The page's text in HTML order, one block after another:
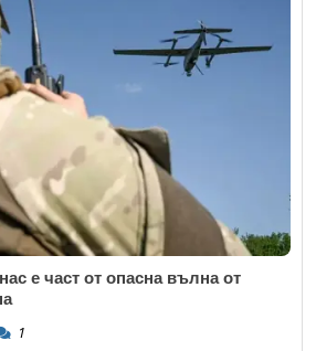
е част от опасна вълна от
1